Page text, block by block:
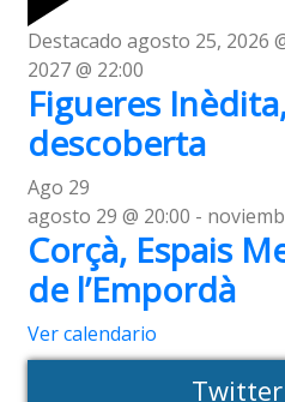
Destacado agosto 25, 2026
2027 @ 22:00
Figueres
descoberta
Ago 29
agosto 29 @ 20:00 -
Corçà, Espais
de l’Empordà
Ver calendario
Twitter